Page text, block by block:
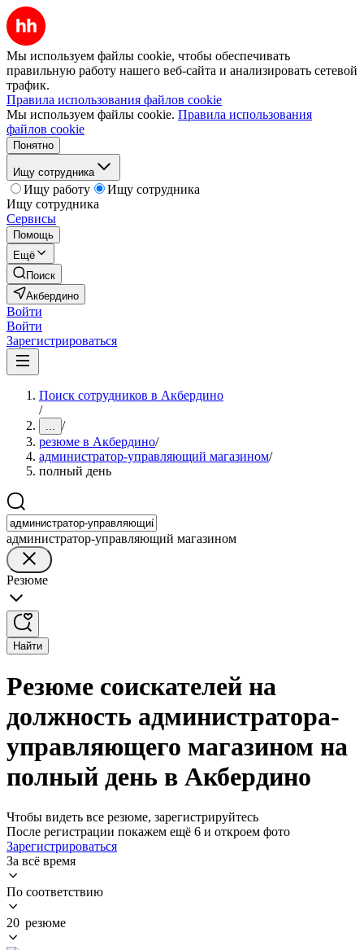
Мы используем файлы cookie, чтобы обеспечивать
правильную работу нашего веб-сайта и анализировать сетевой
трафик.
Правила использования файлов cookie
Мы используем файлы cookie. Правила использования
файлов cookie
Понятно
Ищу сотрудника
Ищу работу
Ищу сотрудника
Ищу сотрудника
Сервисы
Помощь
Ещё
Поиск
Акбердино
Войти
Войти
Зарегистрироваться
Поиск сотрудников в Акбердино
/
... /
резюме в Акбердино/
администратор-управляющий магазином/
полный день
администратор-управляющий магазином
Резюме
Найти
Резюме соискателей на
должность администратора-
управляющего магазином на
полный день в Акбердино
Чтобы видеть все резюме, зарегистрируйтесь
После регистрации покажем ещё 6 и откроем фото
Зарегистрироваться
За всё время
По соответствию
20 резюме